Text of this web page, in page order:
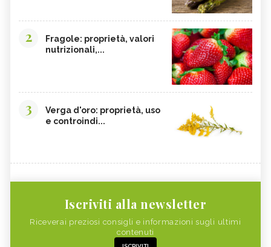
2
Fragole: proprietà, valori
nutrizionali,...
3
Verga d'oro: proprietà, uso
e controindi...
Iscriviti alla newsletter
Riceverai preziosi consigli e informazioni sugli ultimi
contenuti